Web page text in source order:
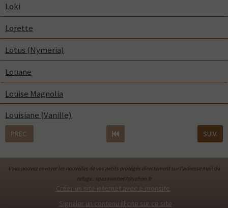
Loki
Lorette
Lotus (Nymeria)
Louane
Louise Magnolia
Louisiane (Vanille)
PRÉC. SUIV.
Vous pouvez envoyer les nouvelles de vos petits protégés directement sur l'adresse mail du
refuge : spasaverne67@yahoo.fr
Créer un site internet avec e-monsite
Signaler un contenu illicite sur ce site